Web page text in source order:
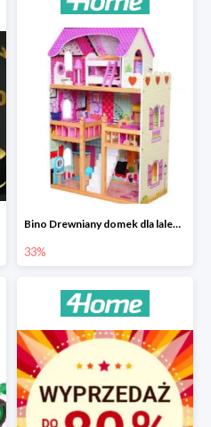
Bino Drewniany domek dla lalek z mebelkami -33%
33%